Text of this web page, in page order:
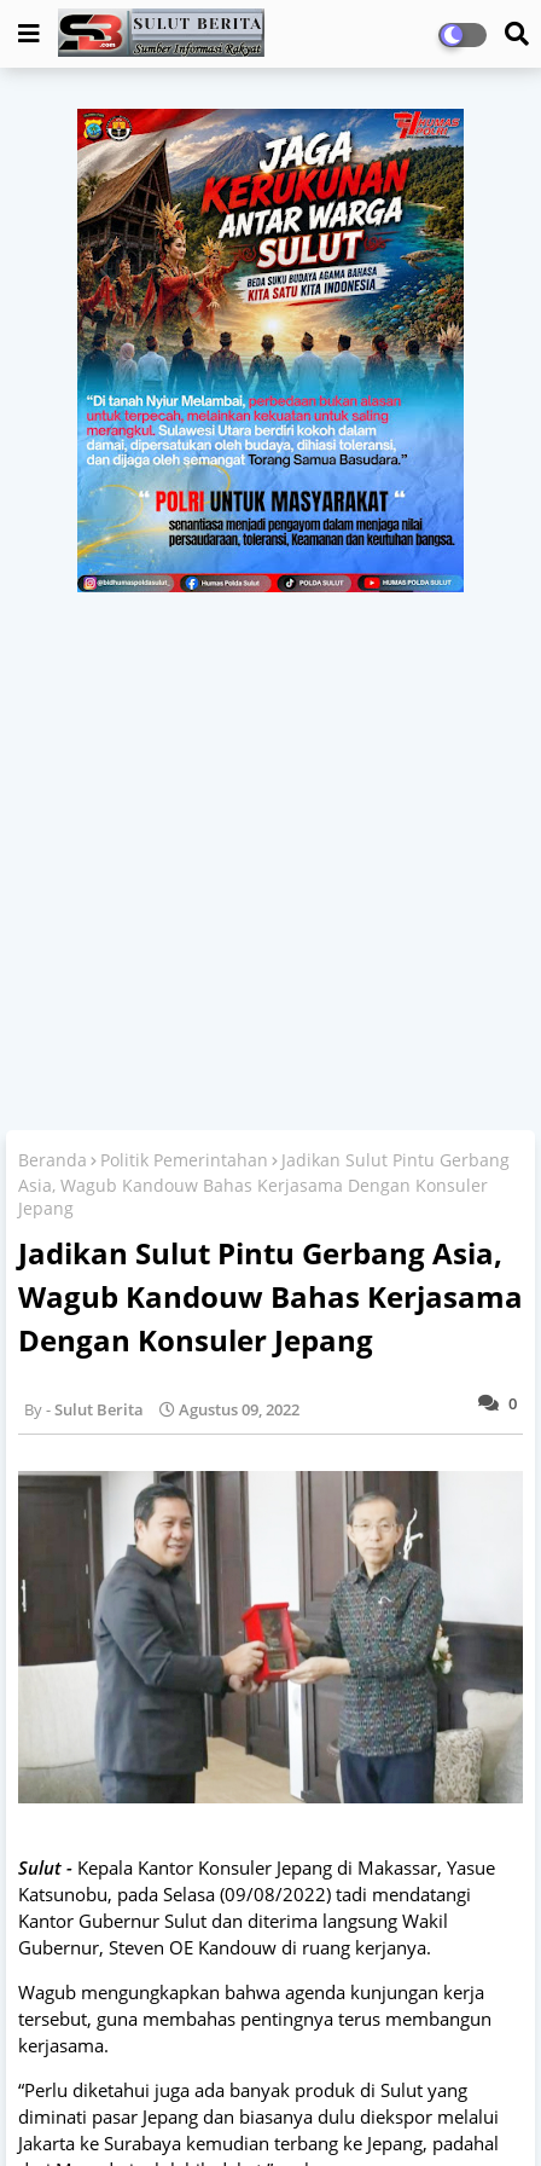
Beranda Politik Pemerintahan
Jadikan Sulut Pintu Gerbang
Asia, Wagub Kandouw Bahas Kerjasama Dengan Konsuler
Jepang
Jadikan Sulut Pintu Gerbang Asia,
Wagub Kandouw Bahas Kerjasama
Dengan Konsuler Jepang
0
Sulut Berita Agustus 09, 2022
Sulut - Kepala Kantor Konsuler Jepang di Makassar, Yasue
Katsunobu, pada Selasa (09/08/2022) tadi mendatangi
Kantor Gubernur Sulut dan diterima langsung Wakil
Gubernur, Steven OE Kandouw di ruang kerjanya.
Wagub mengungkapkan bahwa agenda kunjungan kerja
tersebut, guna membahas pentingnya terus membangun
kerjasama.
“Perlu diketahui juga ada banyak produk di Sulut yang
diminati pasar Jepang dan biasanya dulu diekspor melalui
Jakarta ke Surabaya kemudian terbang ke Jepang, padahal